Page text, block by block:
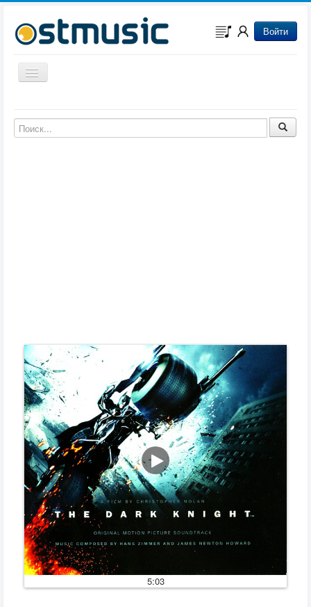
Войти
Включить/выключить навигацию
Музыка из мультфильмов
Музыка из сериалов
5:03